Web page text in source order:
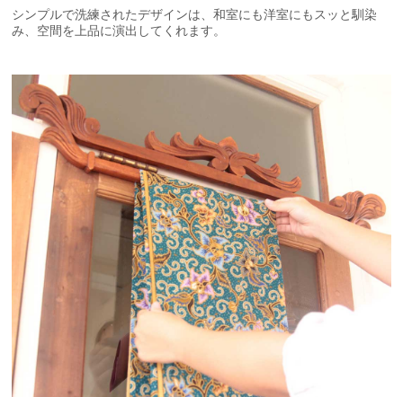
シンプルで洗練されたデザインは、和室にも洋室にもスッと馴染
み、空間を上品に演出してくれます。